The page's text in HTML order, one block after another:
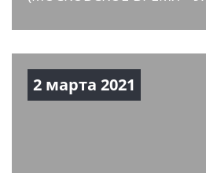
2 марта 2021